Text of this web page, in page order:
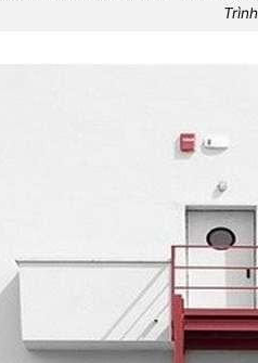
Trình